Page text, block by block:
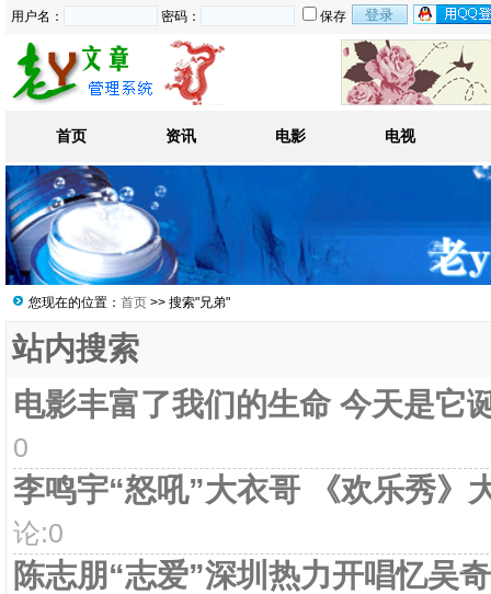
用户名： 密码： 保存
首页 资讯 电影 电视
您现在的位置： 首页 >> 搜索"兄弟"
站内搜索
电影丰富了我们的生命 今天是它
0
李鸣宇“怒吼”大衣哥 《欢乐秀》
论:0
陈志朋“志爱”深圳热力开唱忆吴